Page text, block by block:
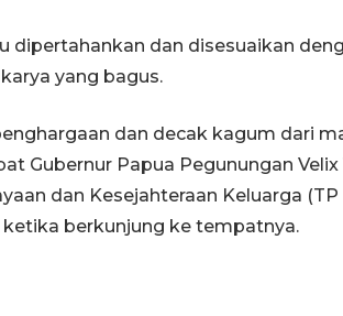
dipertahankan dan disesuaikan
yang bagus.
dan decak kagum dari
Gubernur Papua Pegunungan Velix
dan Kesejahteraan Keluarga (TP
berkunjung ke tempatnya.